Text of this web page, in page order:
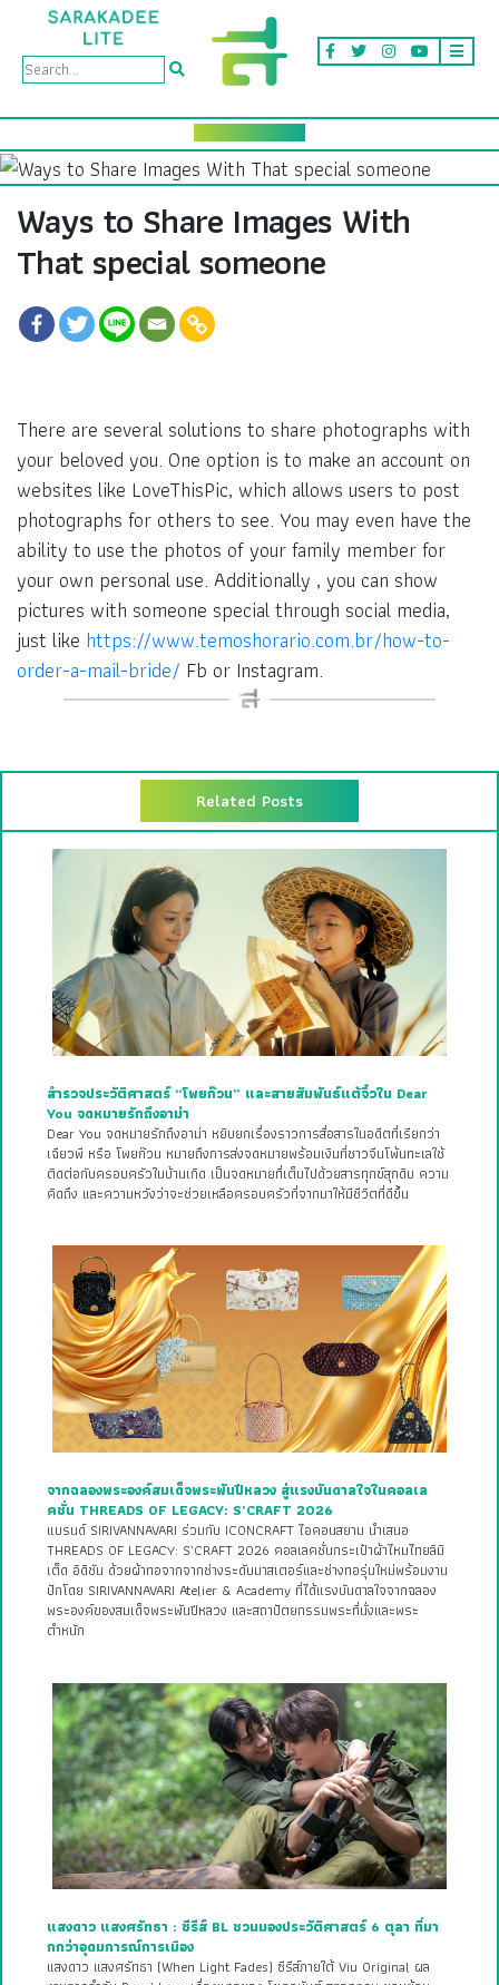
Ways to Share Images With
That special someone
There are several solutions to share photographs with
your beloved you. One option is to make an account on
websites like LoveThisPic, which allows users to post
photographs for others to see. You may even have the
ability to use the photos of your family member for
your own personal use. Additionally , you can show
pictures with someone special through social media,
just like https://www.temoshorario.com.br/how-to-
order-a-mail-bride/ Fb or Instagram.
Related Posts
สำรวจประวัติศาสตร์ “โพยก๊วน” และสายสัมพันธ์แต้จิ๋วใน Dear
You จดหมายรักถึงอาม่า
Dear You จดหมายรักถึงอาม่า หยิบยกเรื่องราวการสื่อสารในอดีตที่เรียกว่า
เฉียวพี หรือ โพยก๊วน หมายถึงการส่งจดหมายพร้อมเงินที่ชาวจีนโพ้นทะเลใช้
ติดต่อกับครอบครัวในบ้านเกิด เป็นจดหมายที่เต็มไปด้วยสารทุกข์สุกดิบ ความ
คิดถึง และความหวังว่าจะช่วยเหลือครอบครัวที่จากมาให้มีชีวิตที่ดีขึ้น
จากฉลองพระองค์สมเด็จพระพันปีหลวง สู่แรงบันดาลใจในคอลเล
คชั่น THREADS OF LEGACY: S’CRAFT 2026
แบรนด์ SIRIVANNAVARI ร่วมกับ ICONCRAFT ไอคอนสยาม นำเสนอ
THREADS OF LEGACY: S’CRAFT 2026 คอลเลคชั่นกระเป๋าผ้าไหมไทยลิมิ
เต็ด อิดิชัน ด้วยผ้าทอจากจากช่างระดับมาสเตอร์และช่างทอรุ่นใหม่พร้อมงาน
ปักโดย SIRIVANNAVARI Atelier & Academy ที่ได้แรงบันดาลใจจากฉลอง
พระองค์ของสมเด็จพระพันปีหลวง และสถาปัตยกรรมพระที่นั่งและพระ
ตำหนัก
แสงดาว แสงศรัทธา : ซีรีส์ BL ชวนมองประวัติศาสตร์ 6 ตุลา ที่มา
กกว่าอุดมการณ์การเมือง
แสงดาว แสงศรัทธา (When Light Fades) ซีรีส์ภายใต้ Viu Original ผล